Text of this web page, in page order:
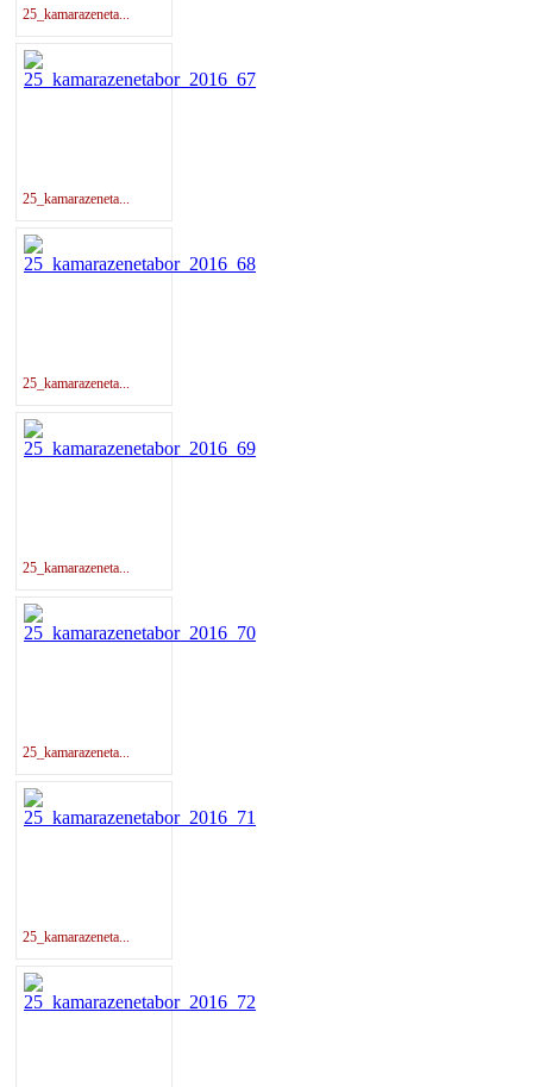
25_kamarazeneta...
25_kamarazeneta...
25_kamarazeneta...
25_kamarazeneta...
25_kamarazeneta...
25_kamarazeneta...